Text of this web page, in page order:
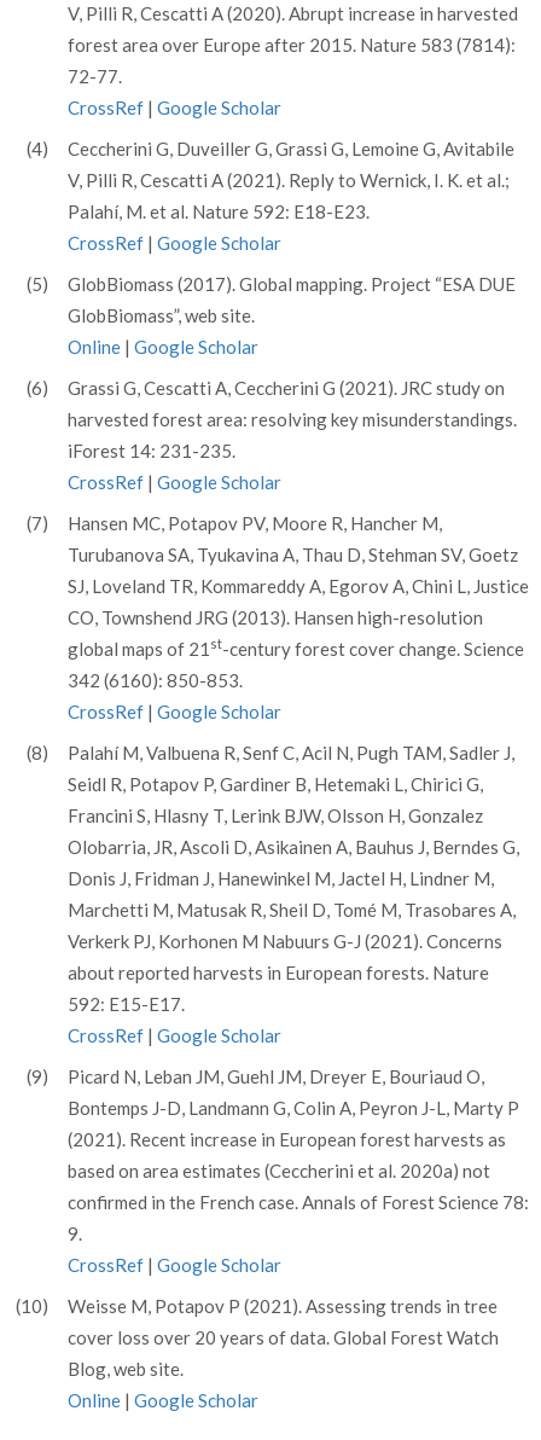
V, Pilli R, Cescatti A (2020). Abrupt increase in harvested
forest area over Europe after 2015. Nature 583 (7814):
72-77.
CrossRef | Google Scholar
(4)
Ceccherini G, Duveiller G, Grassi G, Lemoine G, Avitabile
V, Pilli R, Cescatti A (2021). Reply to Wernick, I. K. et al.;
Palahí, M. et al. Nature 592: E18-E23.
CrossRef | Google Scholar
(5)
GlobBiomass (2017). Global mapping. Project “ESA DUE
GlobBiomass”, web site.
Online | Google Scholar
(6)
Grassi G, Cescatti A, Ceccherini G (2021). JRC study on
harvested forest area: resolving key misunderstandings.
iForest 14: 231-235.
CrossRef | Google Scholar
(7)
Hansen MC, Potapov PV, Moore R, Hancher M,
Turubanova SA, Tyukavina A, Thau D, Stehman SV, Goetz
SJ, Loveland TR, Kommareddy A, Egorov A, Chini L, Justice
CO, Townshend JRG (2013). Hansen high-resolution
global maps of 21 st-century forest cover change. Science
342 (6160): 850-853.
CrossRef | Google Scholar
(8)
Palahí M, Valbuena R, Senf C, Acil N, Pugh TAM, Sadler J,
Seidl R, Potapov P, Gardiner B, Hetemaki L, Chirici G,
Francini S, Hlasny T, Lerink BJW, Olsson H, Gonzalez
Olobarria, JR, Ascoli D, Asikainen A, Bauhus J, Berndes G,
Donis J, Fridman J, Hanewinkel M, Jactel H, Lindner M,
Marchetti M, Matusak R, Sheil D, Tomé M, Trasobares A,
Verkerk PJ, Korhonen M Nabuurs G-J (2021). Concerns
about reported harvests in European forests. Nature
592: E15-E17.
CrossRef | Google Scholar
(9)
Picard N, Leban JM, Guehl JM, Dreyer E, Bouriaud O,
Bontemps J-D, Landmann G, Colin A, Peyron J-L, Marty P
(2021). Recent increase in European forest harvests as
based on area estimates (Ceccherini et al. 2020a) not
confirmed in the French case. Annals of Forest Science 78:
9.
CrossRef | Google Scholar
(10)
Weisse M, Potapov P (2021). Assessing trends in tree
cover loss over 20 years of data. Global Forest Watch
Blog, web site.
Online | Google Scholar